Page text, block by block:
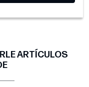
ARTÍCULOS